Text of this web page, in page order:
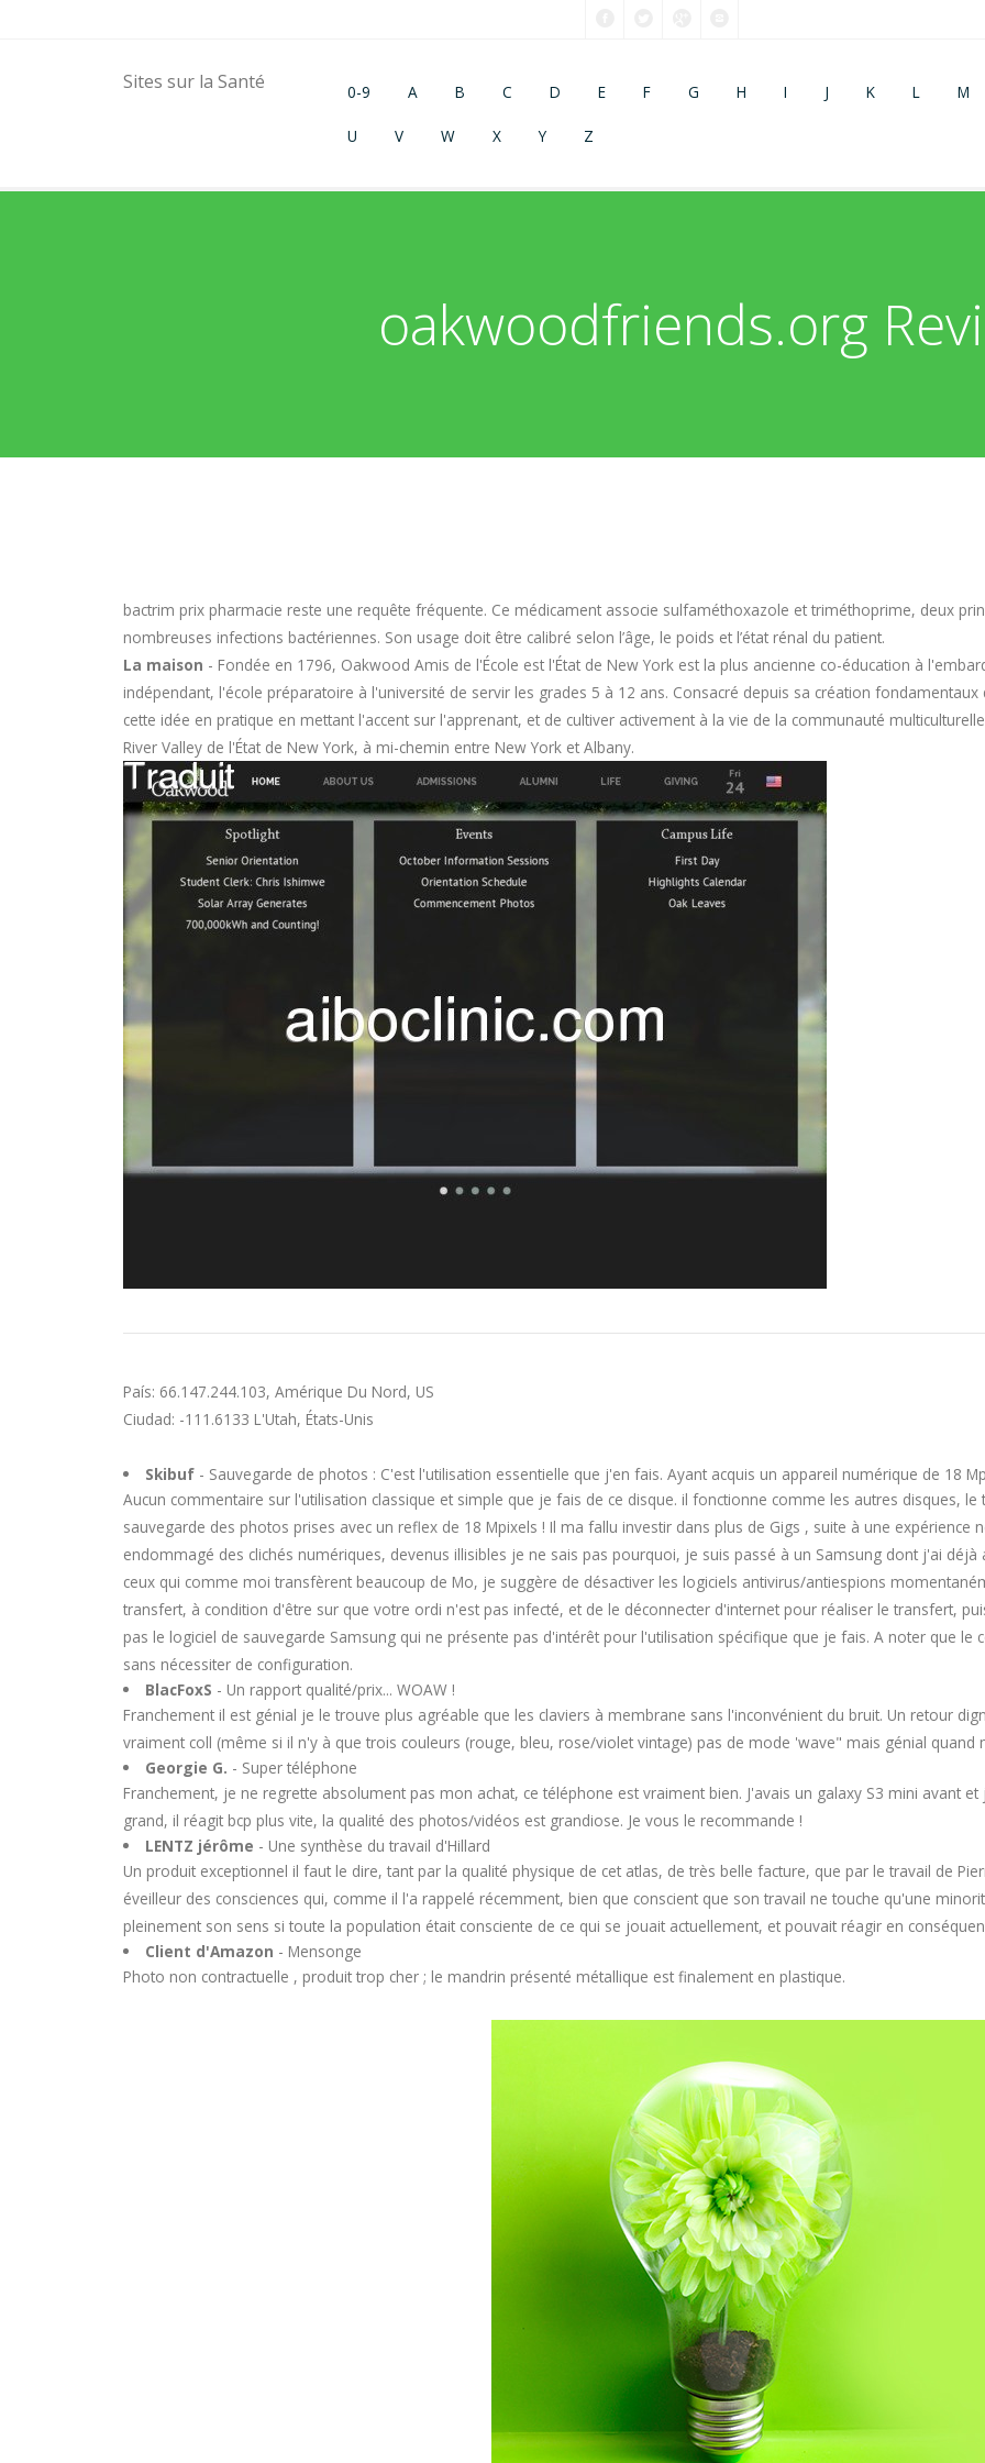
Sites sur la Santé 0-9 A B C D E F G H I J K L M
U V W X Y Z
oakwoodfriends.org
bactrim prix pharmacie reste une requête fréquente. Ce médicament associe sulfaméthoxazole et triméthoprime, deux
nombreuses infections bactériennes. Son usage doit être calibré selon l’âge, le poids et l’état rénal du patient.
La maison - Fondée en 1796, Oakwood Amis de l'École est l'État de New York est la plus ancienne co-éducation à
indépendant, l'école préparatoire à l'université de servir les grades 5 à 12 ans. Consacré depuis sa création
cette idée en pratique en mettant l'accent sur l'apprenant, et de cultiver activement à la vie de la communauté
River Valley de l'État de New York, à mi-chemin entre New York et Albany.
País: 66.147.244.103, Amérique Du Nord, US
Ciudad: -111.6133 L'Utah, États-Unis
Skibuf- Sauvegarde de photos : C'est l'utilisation essentielle que j'en fais. Ayant acquis un appareil numérique de 18
Aucun commentaire sur l'utilisation classique et simple que je fais de ce disque. il fonctionne comme les autres disques, le
sauvegarde des photos prises avec un reflex de 18 Mpixels ! Il ma fallu investir dans plus de Gigs , suite à une expérience
endommagé des clichés numériques, devenus illisibles je ne sais pas pourquoi, je suis passé à un Samsung dont j'ai
ceux qui comme moi transfèrent beaucoup de Mo, je suggère de désactiver les logiciels antivirus/antiespions
transfert, à condition d'être sur que votre ordi n'est pas infecté, et de le déconnecter d'internet pour réaliser le transfert,
pas le logiciel de sauvegarde Samsung qui ne présente pas d'intérêt pour l'utilisation spécifique que je fais. A noter que
sans nécessiter de configuration.
BlacFoxS - Un rapport qualité/prix... WOAW !
Franchement il est génial je le trouve plus agréable que les claviers à membrane sans l'inconvénient du bruit. Un retour
vraiment coll (même si il n'y à que trois couleurs (rouge, bleu, rose/violet vintage) pas de mode 'wave" mais génial quand
Georgie G. - Super téléphone
Franchement, je ne regrette absolument pas mon achat, ce téléphone est vraiment bien. J'avais un galaxy S3 mini avant
grand, il réagit bcp plus vite, la qualité des photos/vidéos est grandiose. Je vous le recommande !
LENTZ jérôme - Une synthèse du travail d'Hillard
Un produit exceptionnel il faut le dire, tant par la qualité physique de cet atlas, de très belle facture, que par le travail de
éveilleur des consciences qui, comme il l'a rappelé récemment, bien que conscient que son travail ne touche qu'une
pleinement son sens si toute la population était consciente de ce qui se jouait actuellement, et pouvait réagir en
Client d'Amazon - Mensonge
Photo non contractuelle , produit trop cher ; le mandrin présenté métallique est finalement en plastique.